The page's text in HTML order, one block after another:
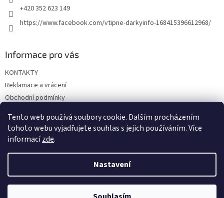
Tento web používá soubory cookie. Dalším procházením
tohoto webu vyjadřujete souhlas s jejich používáním. Více
informacízde.
Nastavení
+420 352 623 149
https://www.facebook.com/vtipne-darkyinfo-168415396612968/
Informace pro vás
KONTAKTY
Reklamace a vrácení
Obchodní podmínky
Doprava a platba
Vytvořil Shoptet